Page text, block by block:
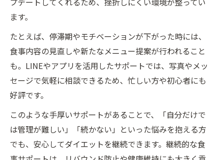
ます。
たとえば、停滞期やモチベーションが下がった時には、
食事内容の見直しや新たなメニュー提案が行われること
も。LINEやアプリを活用したサポートでは、写真やメッ
セージで気軽に相談できるため、忙しい方や初心者にも
好評です。
このような手厚いサポートがあることで、「自分だけで
は管理が難しい」「続かない」といった悩みを抱える方
でも、安心してダイエットを継続できます。継続的な食